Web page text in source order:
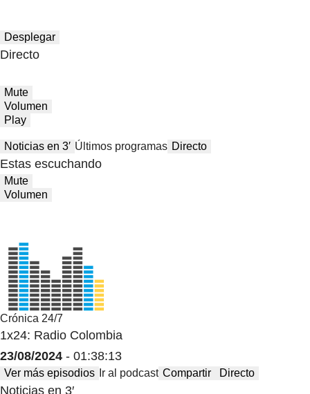
Desplegar
Directo
Mute
Volumen
Play
Noticias en 3′ Últimos programas Directo
Estas escuchando
Mute
Volumen
Crónica 24/7
1x24: Radio Colombia
23/08/2024 - 01:38:13
Ver más episodios Ir al podcast Compartir Directo
Noticias en 3′